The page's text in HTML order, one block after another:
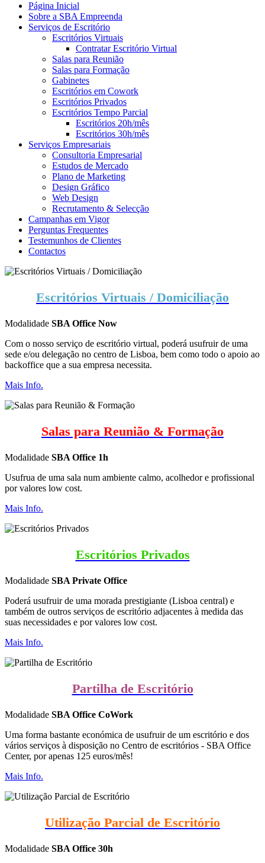
Página Inicial
Sobre a SBA Empreenda
Serviços de Escritório
Escritórios Virtuais
Contratar Escritório Virtual
Salas para Reunião
Salas para Formação
Gabinetes
Escritórios em Cowork
Escritórios Privados
Escritórios Tempo Parcial
Escritórios 20h/mês
Escritórios 30h/mês
Serviços Empresariais
Consultoria Empresarial
Estudos de Mercado
Plano de Marketing
Design Gráfico
Web Design
Recrutamento & Selecção
Campanhas em Vigor
Perguntas Frequentes
Testemunhos de Clientes
Contactos
Escritórios Virtuais / Domiciliação
Modalidade SBA Office Now
Com o nosso serviço de escritório virtual, poderá usufruir de uma
sede e/ou delegação no centro de Lisboa, bem como todo o apoio ao
backoffice que a sua empresa necessita.
Mais Info.
Salas para Reunião & Formação
Modalidade SBA Office 1h
Usufrua de uma sala num ambiente calmo, acolhedor e profissional
por valores low cost.
Mais Info.
Escritórios Privados
Modalidade SBA Private Office
Poderá usufruir de uma morada prestigiante (Lisboa central) e
também de outros serviços de escritório adjacentes à medida das
suas necessidades e por valores low cost.
Mais Info.
Partilha de Escritório
Modalidade SBA Office CoWork
Uma forma bastante económica de usufruir de um escritório e dos
vários serviços à disposição no Centro de escritórios - SBA Office
Center, por apenas 125 euros/mês!
Mais Info.
Utilização Parcial de Escritório
Modalidade SBA Office 30h